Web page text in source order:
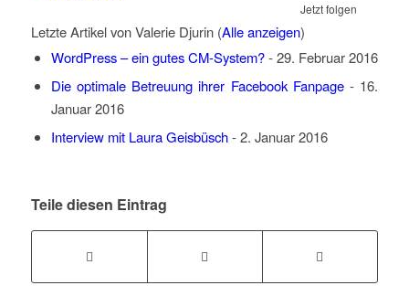
Jetzt folgen
Letzte Artikel von Valerie Djurin (Alle anzeigen)
WordPress – ein gutes CM-System?- 29. Februar 2016
Die optimale Betreuung ihrer Facebook Fanpage- 16.
Januar 2016
Interview mit Laura Geisbüsch- 2. Januar 2016
Teile diesen Eintrag